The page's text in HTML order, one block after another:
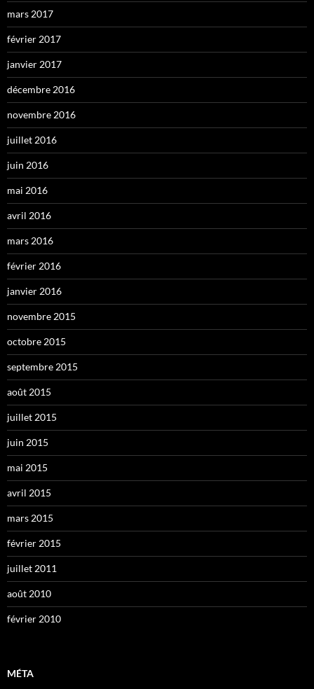
mars 2017
février 2017
janvier 2017
décembre 2016
novembre 2016
juillet 2016
juin 2016
mai 2016
avril 2016
mars 2016
février 2016
janvier 2016
novembre 2015
octobre 2015
septembre 2015
août 2015
juillet 2015
juin 2015
mai 2015
avril 2015
mars 2015
février 2015
juillet 2011
août 2010
février 2010
MÉTA